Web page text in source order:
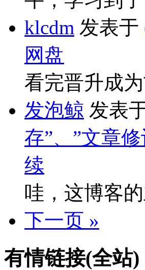
klcdm 发表于
网盘
看完晋升成
发泡鲸 发表
存”、”文章
续
哇，这博客
下一页 »
有情链接(全站)